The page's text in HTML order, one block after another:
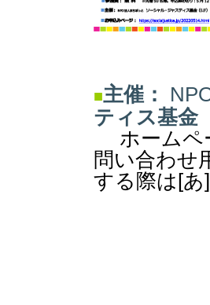
■主催：
ティス基金
ホーム
問い合わせ
する際は[